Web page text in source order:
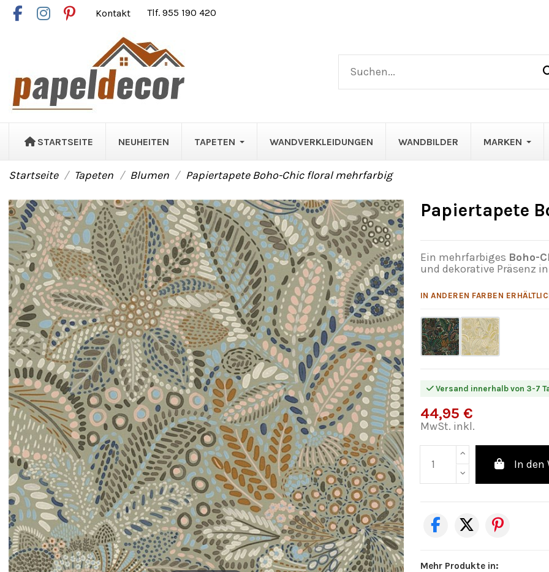
Kontakt Tlf. 955 190 420
STARTSEITE NEUHEITEN TAPETEN WANDVERKLEIDUNGEN WANDBILDER MARKEN
Startseite Tapeten Blumen Papiertapete Boho-Chic floral mehrfarbig
Papiertapete
Ein mehrfarbiges Boho-
und dekorative Präsenz
IN ANDEREN FARBEN
Versand innerhalb von 3-7
44,95 €
MwSt. inkl.
In den
Mehr Produkte in: